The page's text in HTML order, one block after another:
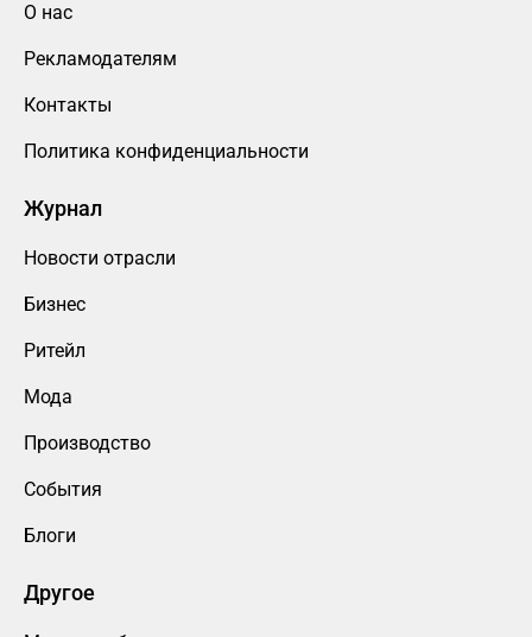
О нас
Рекламодателям
Контакты
Политика конфиденциальности
Журнал
Новости отрасли
Бизнес
Ритейл
Мода
Производство
События
Блоги
Другое